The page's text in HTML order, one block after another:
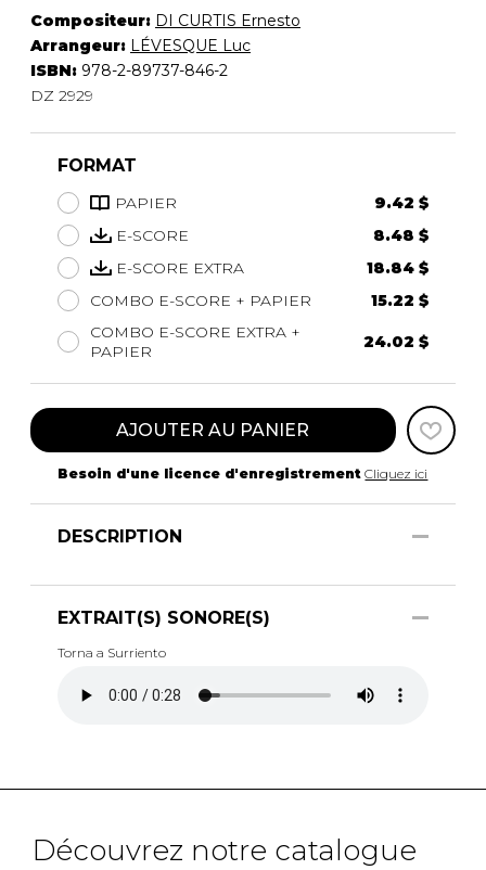
Compositeur: DI CURTIS Ernesto
Arrangeur: LÉVESQUE Luc
ISBN: 978-2-89737-846-2
DZ 2929
FORMAT
PAPIER
9.42 $
E-SCORE
8.48 $
E-SCORE EXTRA
18.84 $
COMBO E-SCORE + PAPIER
15.22 $
COMBO E-SCORE EXTRA +
PAPIER
24.02 $
AJOUTER AU PANIER
Besoin d'une licence d'enregistrement Cliquez ici
DESCRIPTION
EXTRAIT(S) SONORE(S)
Torna a Surriento
Découvrez notre catalogue